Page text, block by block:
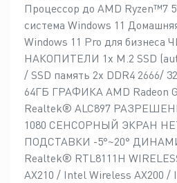
Процессор до AMD Ryzen™7
система Windows 11
Windows 11 Pro для бизнеса
НАКОПИТЕЛИ 1x M.2 SSD
/ SSD память 2x DDR4 2666/
64ГБ ГРАФИКА AMD Radeon
Realtek® ALC897
1080 СЕНСОРНЫЙ ЭКРАН
ПОДСТАВКИ -5°~20°
Realtek® RTL8111H
AX210 / Intel Wireless AX200 /